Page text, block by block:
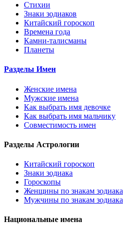
Стихии
Знаки зодиаков
Китайский гороскоп
Времена года
Камни-талисманы
Планеты
Разделы Имен
Женские имена
Мужские имена
Как выбрать имя девочке
Как выбрать имя мальчику
Совместимость имен
Разделы Астрологии
Китайский гороскоп
Знаки зодиака
Гороскопы
Женщины по знакам зодиака
Мужчины по знакам зодиака
Национальные имена